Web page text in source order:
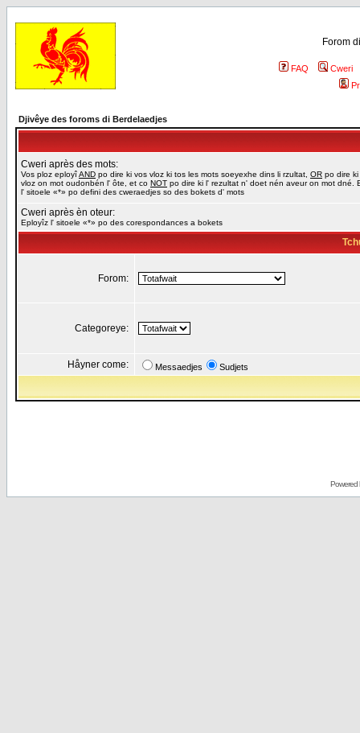
Forom
FAQ
Cweri
Djivêye des foroms di Berdelaedjes
Cweri après des mots:
Vos ploz eployîAND po dire ki vos vloz ki tos les mots soeyexhe dins li rzultat, OR po dire ki
vloz on mot oudonbén l' ôte, et co NOT po dire ki l' rezultat n' doet nén aveur on mot dné.
l' sitoele «*» po defini des cweraedjes so des bokets d' mots
Cweri après èn oteur:
Eployîz l' sitoele «*» po des corespondances a bokets
Forom:
Categoreye:
Håyner come: Messaedjes Sudjets
Powered